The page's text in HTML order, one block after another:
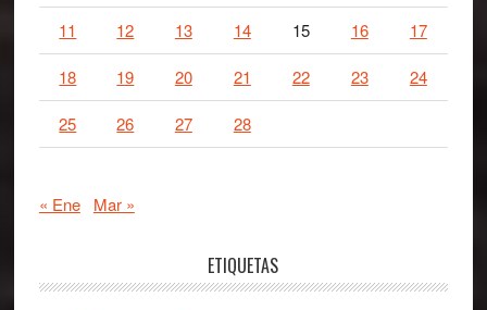
11 12 13 14 15 16 17
18 19 20 21 22 23 24
25 26 27 28
« Ene Mar »
ETIQUETAS